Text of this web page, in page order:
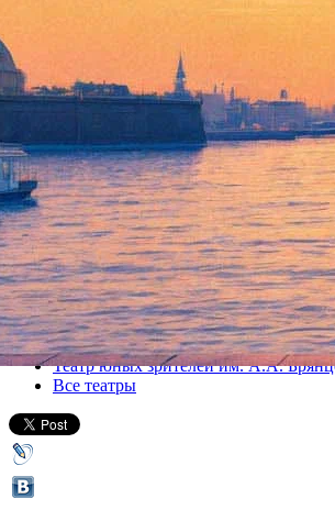
Прощание с
22 февраля 2013, пятница
Версия для печати
Все спектакли
Театр юных зрителей им. А.А.
Все театры